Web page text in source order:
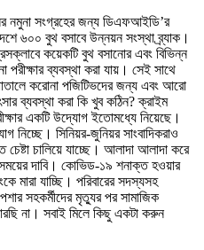
নমুনা সংগ্রহের জন্য ডিএফআইডি’র
৬০০ বুথ বসাবে উন্নয়ন সংস্থা ব্র্যাক।
কয়েকটি বুথ বসানোর এবং বিভিন্ন
পরীক্ষার ব্যবস্থা করা যায়। সেই সাথে
করোনা পজিটিভদের জন্য এবং আরো
ব্যবস্থা করা কি খুব কঠিন? ক্রাইম
একটি উদ্যোগ ইতোমধ্যে নিয়েছে।
নিচ্ছে। সিনিয়র-জুনিয়র সাংবাদিকরাও
চেষ্টা চালিয়ে যাচ্ছে। আলাদা আলাদা করে
দাবি। কোভিড-১৯ শনাক্ত হওয়ার
মারা যাচ্ছি। পরিবারের সদস্যসহ
সহকর্মীদের মৃত্যুর পর সামাজিক
না। সবাই মিলে কিছু একটা করুন